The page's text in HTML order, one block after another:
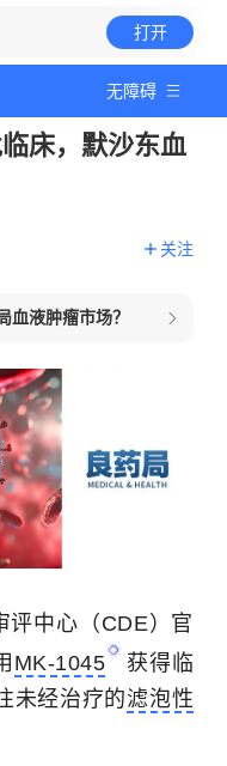
打开
无障碍
床，默沙东血
关注
血液肿瘤市场？
评中心（CDE）官
MK-1045
获得临
未经治疗的滤泡性